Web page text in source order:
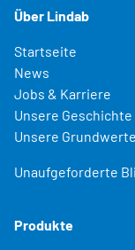
Über Lindab
Startseite
News
Jobs & Karriere
Unsere Geschichte
Unsere Grundwerte
Unaufgeforderte
Produkte